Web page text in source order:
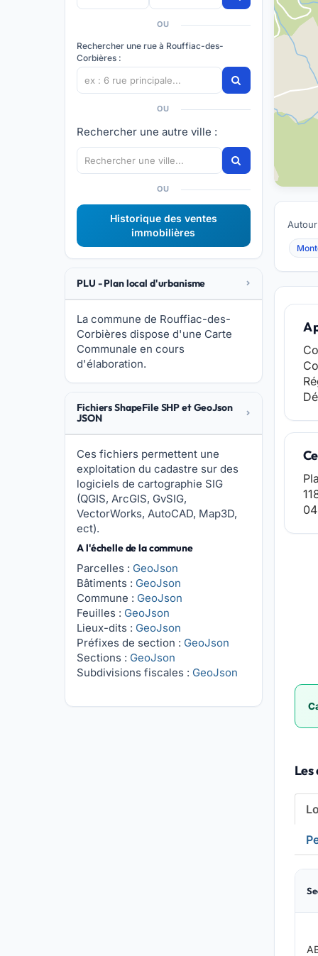
OU
Rechercher une rue à Rouffiac-des-
Corbières :
OU
Rechercher une autre ville :
OU
Historique des ventes
immobilières
PLU - Plan local d'urbanisme
La commune de Rouffiac-des-
Corbières dispose d'une Carte
Communale en cours
d'élaboration.
Fichiers ShapeFile SHP et GeoJson
JSON
Ces fichiers permettent une
exploitation du cadastre sur des
logiciels de cartographie SIG
(QGIS, ArcGIS, GvSIG,
VectorWorks, AutoCAD, Map3D,
ect).
A l'échelle de la commune
Parcelles : GeoJson
Bâtiments : GeoJson
Commune : GeoJson
Feuilles : GeoJson
Lieux-dits : GeoJson
Préfixes de section : GeoJson
Sections : GeoJson
Subdivisions fiscales : GeoJson
A